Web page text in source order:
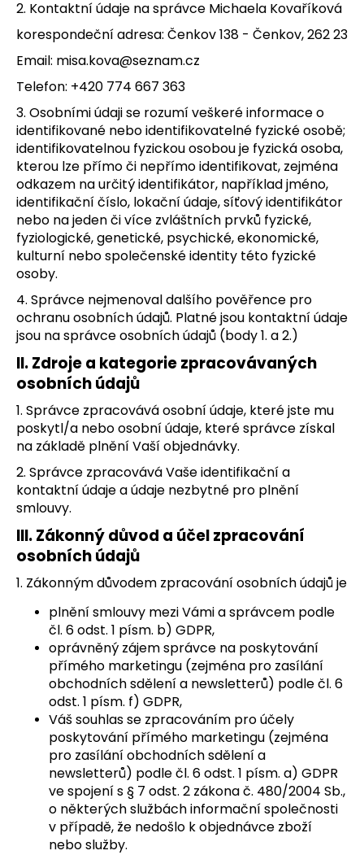
2. Kontaktní údaje na správce Michaela Kovaříková
korespondeční adresa: Čenkov 138 - Čenkov, 262 23
Email: misa.kova@seznam.cz
Telefon: +420 774 667 363
3. Osobními údaji se rozumí veškeré informace o
identifikované nebo identifikovatelné fyzické osobě;
identifikovatelnou fyzickou osobou je fyzická osoba,
kterou lze přímo či nepřímo identifikovat, zejména
odkazem na určitý identifikátor, například jméno,
identifikační číslo, lokační údaje, síťový identifikátor
nebo na jeden či více zvláštních prvků fyzické,
fyziologické, genetické, psychické, ekonomické,
kulturní nebo společenské identity této fyzické
osoby.
4. Správce nejmenoval dalšího pověřence pro
ochranu osobních údajů. Platné jsou kontaktní údaje
jsou na správce osobních údajů (body 1. a 2.)
II.Zdroje a kategorie zpracovávaných
osobních údajů
1. Správce zpracovává osobní údaje, které jste mu
poskytl/a nebo osobní údaje, které správce získal
na základě plnění Vaší objednávky.
2. Správce zpracovává Vaše identifikační a
kontaktní údaje a údaje nezbytné pro plnění
smlouvy.
III.Zákonný důvod a účel zpracování
osobních údajů
1. Zákonným důvodem zpracování osobních údajů je
plnění smlouvy mezi Vámi a správcem podle
čl. 6 odst. 1 písm. b) GDPR,
oprávněný zájem správce na poskytování
přímého marketingu (zejména pro zasílání
obchodních sdělení a newsletterů) podle čl. 6
odst. 1 písm. f) GDPR,
Váš souhlas se zpracováním pro účely
poskytování přímého marketingu (zejména
pro zasílání obchodních sdělení a
newsletterů) podle čl. 6 odst. 1 písm. a) GDPR
ve spojení s § 7 odst. 2 zákona č. 480/2004 Sb.,
o některých službách informační společnosti
v případě, že nedošlo k objednávce zboží
nebo služby.
j
í
t
?
HLEDAT
D
o
p
o
r
u
č
u
j
e
m
e
MOCHYNĚ
PERUÁNSKÁ
-
PHYSALIS
100G
110
Kč